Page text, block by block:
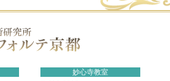
妙心寺教室